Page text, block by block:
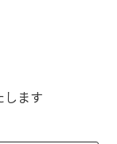
します